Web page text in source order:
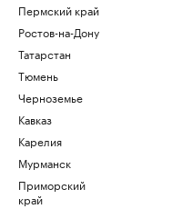
Пермский край
Ростов-на-Дону
Татарстан
Тюмень
Черноземье
Кавказ
Карелия
Мурманск
Приморский
край